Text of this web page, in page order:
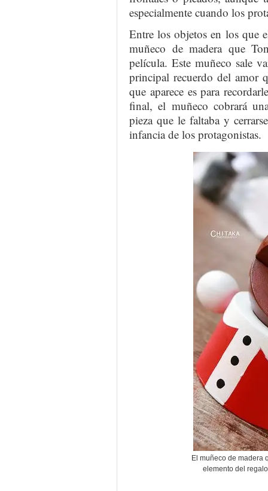
especialmente cuando los
Entre los objetos en los que
muñeco de madera que
película. Este muñeco sale
principal recuerdo del amor
que aparece es para
final, el muñeco cobrará
pieza que le faltaba y
infancia de los protagonistas.
El muñeco de madera
elemento del